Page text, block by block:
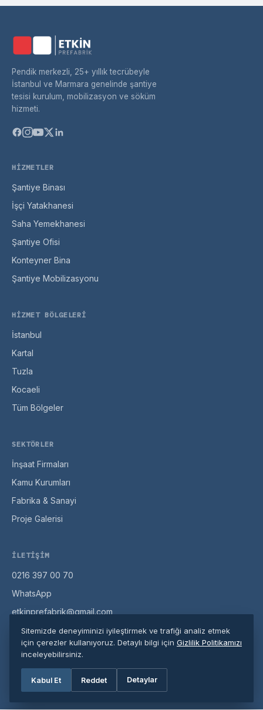
Pendik merkezli, 25+ yıllık tecrübeyle
İstanbul ve Marmara genelinde şantiye
tesisi kurulum, mobilizasyon ve söküm
hizmeti.
HIZMETLER
Şantiye Binası
İşçi Yatakhanesi
Saha Yemekhanesi
Şantiye Ofisi
Konteyner Bina
Şantiye Mobilizasyonu
HIZMET BÖLGELERI
İstanbul
Kartal
Tuzla
Kocaeli
Tüm Bölgeler
SEKTÖRLER
İnşaat Firmaları
Kamu Kurumları
Fabrika & Sanayi
Proje Galerisi
İLETIŞIM
0216 397 00 70
WhatsApp
etkinprefabrik@gmail.com
Misaki Milli Cd. No:104, Pendik / İstanbul
© 2026 Etkin Prefabrik. Tüm hakları saklıdır.
Gizlilik Politikası
·Site Haritası
Sitemizde deneyiminizi iyileştirmek ve trafiği analiz etmek
için çerezler kullanıyoruz. Detaylı bilgi için Gizlilik Politikamızı
inceleyebilirsiniz.
Kabul Et Reddet Detaylar